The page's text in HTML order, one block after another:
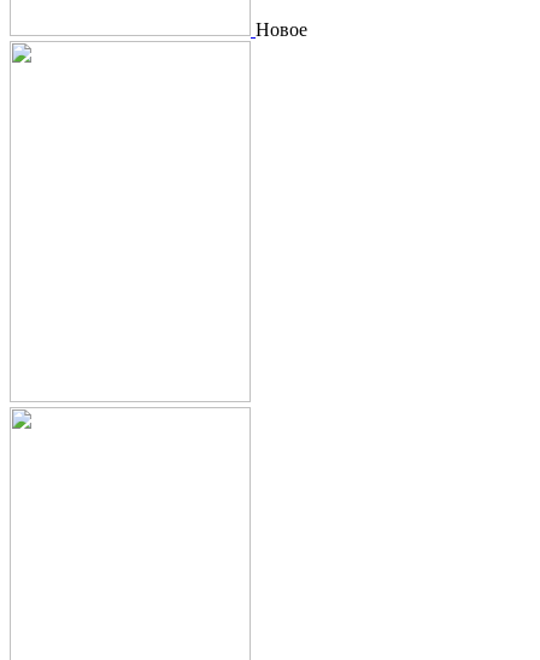
Новое